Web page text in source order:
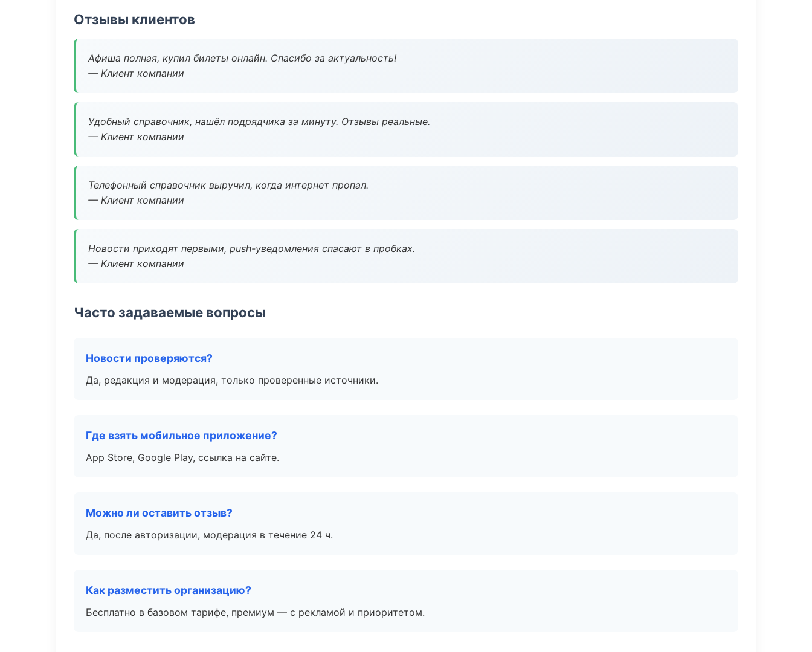
Отзывы клиентов
Афиша полная, купил билеты онлайн. Спасибо за актуальность!
— Клиент компании
Удобный справочник, нашёл подрядчика за минуту. Отзывы реальные.
— Клиент компании
Телефонный справочник выручил, когда интернет пропал.
— Клиент компании
Новости приходят первыми, push-уведомления спасают в пробках.
— Клиент компании
Часто задаваемые вопросы
Новости проверяются?
Да, редакция и модерация, только проверенные источники.
Где взять мобильное приложение?
App Store, Google Play, ссылка на сайте.
Можно ли оставить отзыв?
Да, после авторизации, модерация в течение 24 ч.
Как разместить организацию?
Бесплатно в базовом тарифе, премиум — с рекламой и приоритетом.